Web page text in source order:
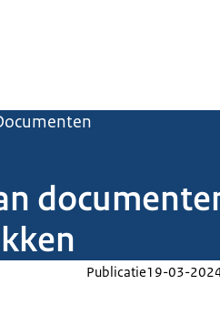
Publicatie19-03-